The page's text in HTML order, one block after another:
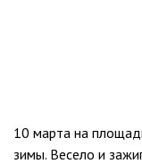
10 марта на
зимы. Весело и